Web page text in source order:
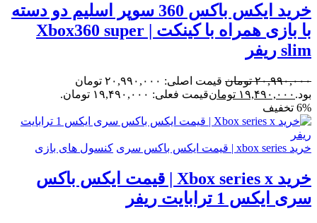
خرید ایکس باکس 360 سوپر اسلیم دو دسته
با بازی همراه با کینکت | Xbox360 super
slim ریفر
۲۰,۹۹۰,۰۰۰ تومان
قیمت اصلی: ۲۰,۹۹۰,۰۰۰ تومان
بود. ۱۹,۴۹۰,۰۰۰ تومانقیمت فعلی: ۱۹,۴۹۰,۰۰۰ تومان.
6% تخفیف
خرید xbox series | قیمت ایکس باکس سری کنسول های بازی
خرید Xbox series x | قیمت ایکس باکس
سری ایکس 1 ترابایت ریفر